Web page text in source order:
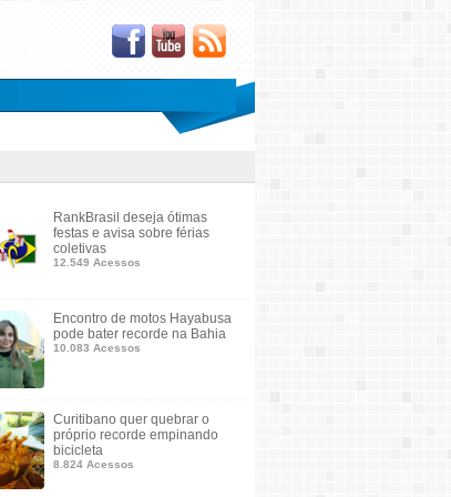
RankBrasil deseja ótimas
festas e avisa sobre férias
coletivas
12.549 Acessos
Encontro de motos Hayabusa
pode bater recorde na Bahia
10.083 Acessos
Curitibano quer quebrar o
próprio recorde empinando
bicicleta
8.824 Acessos